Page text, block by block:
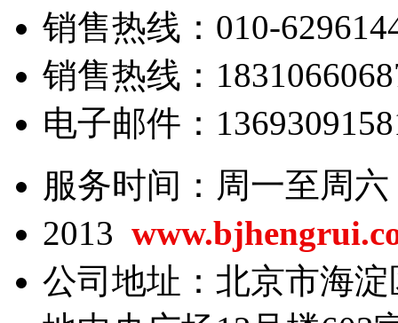
销售热线：010-
销售热线：
电子邮件：
服务时间：周一至周
2013
公司地址：北京市海